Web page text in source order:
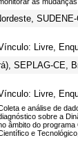
Livre,
SEPLAG-CE,
Livre,
e análise de
sobre a
âmbito do
e